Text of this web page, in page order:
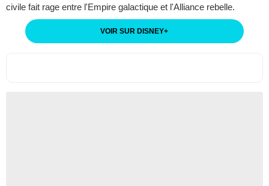
civile fait rage entre l'Empire galactique et l'Alliance rebelle.
VOIR SUR DISNEY+